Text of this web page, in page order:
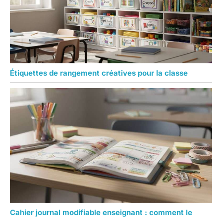
Étiquettes de rangement créatives pour la classe
Cahier journal modifiable enseignant : comment le